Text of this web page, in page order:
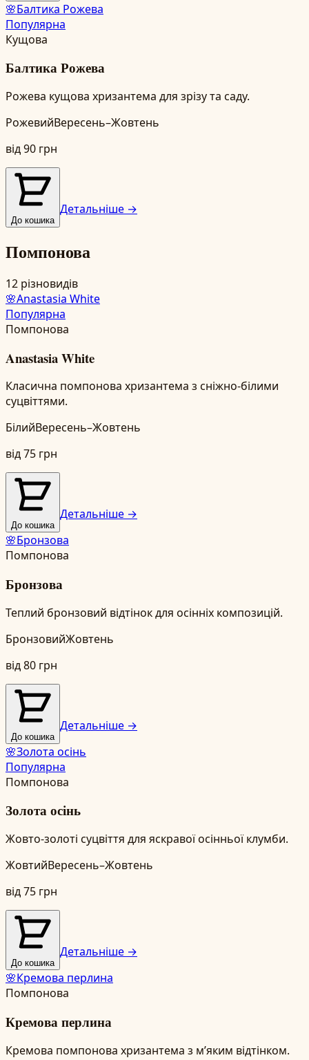
🌸Балтика Рожева
Популярна
Кущова
Балтика Рожева
Рожева кущова хризантема для зрізу та саду.
РожевийВересень–Жовтень
від90 грн
До кошика
Детальніше →
Помпонова
12 різновидів
🌸Anastasia White
Популярна
Помпонова
Anastasia White
Класична помпонова хризантема з сніжно-білими
суцвіттями.
БілийВересень–Жовтень
від75 грн
До кошика
Детальніше →
🌸Бронзова
Помпонова
Бронзова
Теплий бронзовий відтінок для осінніх композицій.
БронзовийЖовтень
від80 грн
До кошика
Детальніше →
🌸Золота осінь
Популярна
Помпонова
Золота осінь
Жовто-золоті суцвіття для яскравої осінньої клумби.
ЖовтийВересень–Жовтень
від75 грн
До кошика
Детальніше →
🌸Кремова перлина
Помпонова
Кремова перлина
Кремова помпонова хризантема з м’яким відтінком.